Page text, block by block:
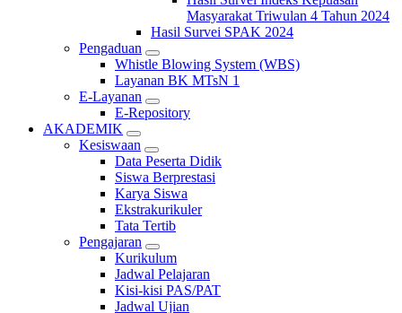
Masyarakat Triwulan 4 Tahun 2024
Hasil Survei SPAK 2024
Pengaduan
Whistle Blowing System (WBS)
Layanan BK MTsN 1
E-Layanan
E-Repository
AKADEMIK
Kesiswaan
Data Peserta Didik
Siswa Berprestasi
Karya Siswa
Ekstrakurikuler
Tata Tertib
Pengajaran
Kurikulum
Jadwal Pelajaran
Kisi-kisi PAS/PAT
Jadwal Ujian